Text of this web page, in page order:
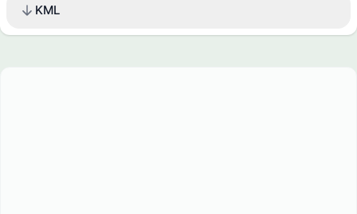
KML